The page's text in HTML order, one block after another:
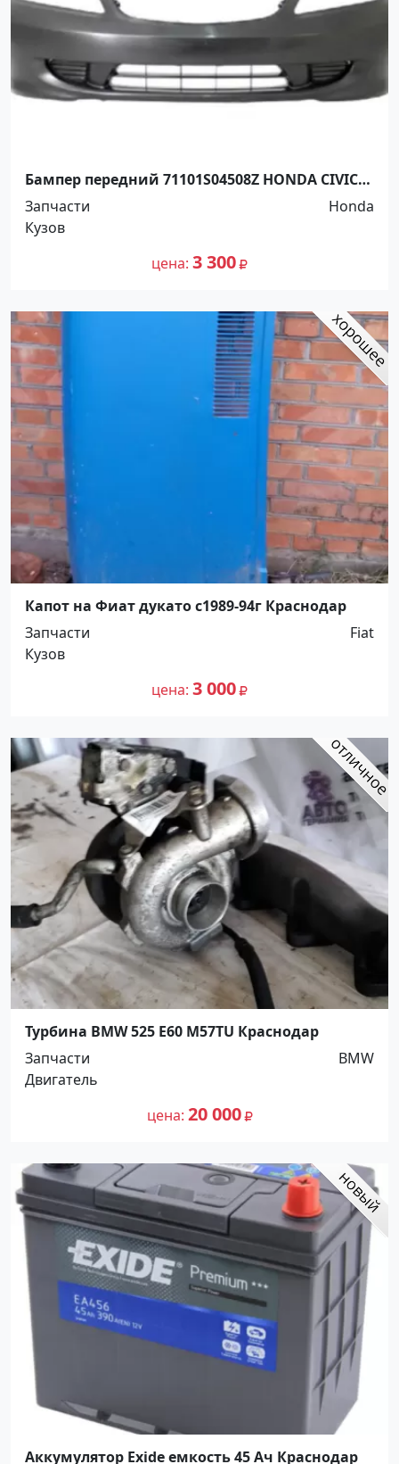
Бампер передний 71101S04508Z HONDA CIVIC
1995-1998 Краснодар
Запчасти
Honda
Кузов
цена 3 300
Капот на Фиат дукато с1989-94г Краснодар
Запчасти
Fiat
Кузов
цена 3 000
Турбина BMW 525 E60 M57TU Краснодар
Запчасти
BMW
Двигатель
цена 20 000
Аккумулятор Exide емкость 45 Ач Краснодар